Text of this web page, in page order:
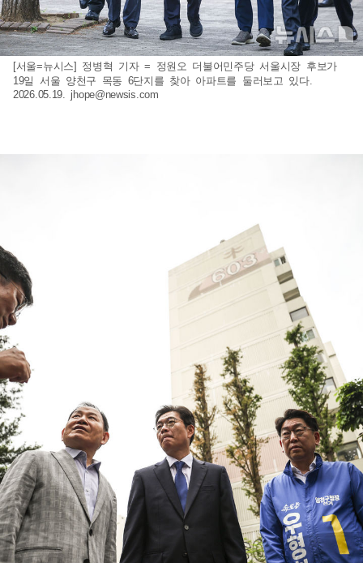
[서울=뉴시스] 정병혁 기자 = 정원오 더불어민주당 서울시장 후보가
19일 서울 양천구 목동 6단지를 찾아 아파트를 둘러보고 있다.
2026.05.19. jhope@newsis.com